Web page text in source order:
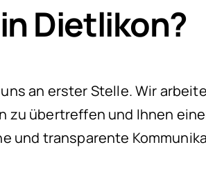
Dietlikon?
an erster Stelle. Wir
zu übertreffen und Ihnen
und transparente